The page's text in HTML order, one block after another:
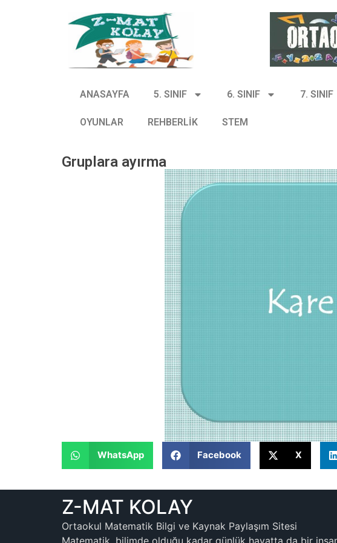
ANASAYFA 5. SINIF 6. SINIF 7. SINIF
OYUNLAR REHBERLİK STEM
Gruplara ayırma
WhatsApp Facebook X
Z-MAT KOLAY
Ortaokul Matematik Bilgi ve Kaynak Paylaşım Sitesi
Matematik, bilimde olduğu kadar günlük hayatta da bir